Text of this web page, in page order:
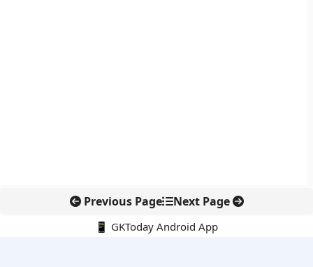
Previous Page Next Page
📱 GKToday Android App